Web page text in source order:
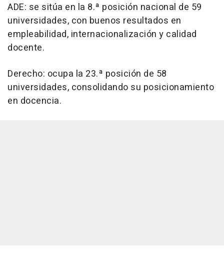
ADE: se sitúa en la 8.ª posición nacional de 59
universidades, con buenos resultados en
empleabilidad, internacionalización y calidad
docente.
Derecho: ocupa la 23.ª posición de 58
universidades, consolidando su posicionamiento
en docencia.